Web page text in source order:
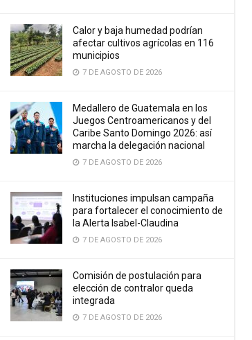
Calor y baja humedad podrían
afectar cultivos agrícolas en 116
municipios
7 DE AGOSTO DE 2026
Medallero de Guatemala en los
Juegos Centroamericanos y del
Caribe Santo Domingo 2026: así
marcha la delegación nacional
7 DE AGOSTO DE 2026
Instituciones impulsan campaña
para fortalecer el conocimiento de
la Alerta Isabel-Claudina
7 DE AGOSTO DE 2026
Comisión de postulación para
elección de contralor queda
integrada
7 DE AGOSTO DE 2026